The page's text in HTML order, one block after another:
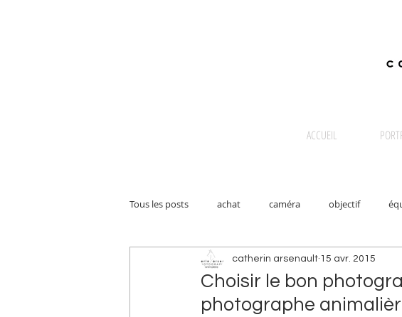
ACCUEIL
Tous les posts achat caméra objectif
condensation entretien danger
Choisir le bon
photographe
catherin arsenault 15 avr. 2015